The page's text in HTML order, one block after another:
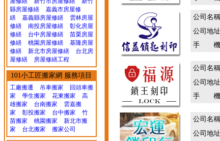
縣房屋修繕
嘉義市房屋修
繕
嘉義縣房屋修繕
雲林房屋
修繕
南投房屋修繕
彰化房屋
修繕
台中房屋修繕
苗栗房屋
修繕
桃園房屋修繕
基隆房屋
修繕
新北市房屋修繕
台北房
屋修繕
房屋修繕工程
101小工匠搬家網 服務項目
工廠搬遷 吊車搬家
回頭車搬
家
學生搬家 花東搬家
高
雄搬家
台南搬家
雲嘉搬
家
彰投搬家 台中搬家
竹
苗搬家
桃園搬家
新北市搬
家
台北搬家 搬家公司
公司名
公司地
手 機
公司名
公司地
手 機
公司名
公司地